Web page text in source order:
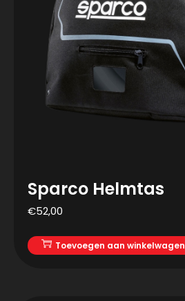
Sparco Helmtas
€52,00
Toevoegen aan winkelwagen